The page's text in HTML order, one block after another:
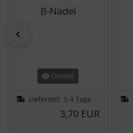
B-Nadel
Details
Lieferzeit: 3-4 Tage
3,70 EUR